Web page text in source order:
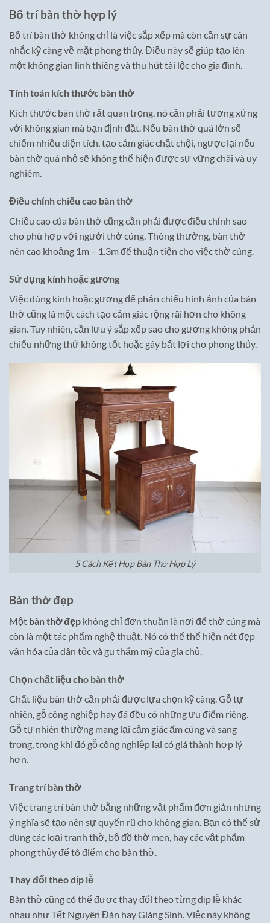
Bố trí bàn thờ hợp lý
Bố trí bàn thờ không chỉ là việc sắp xếp mà còn cần sự cân
nhắc kỹ càng về mặt phong thủy. Điều này sẽ giúp tạo lên
một không gian linh thiêng và thu hút tài lộc cho gia đình.
Tính toán kích thước bàn thờ
Kích thước bàn thờ rất quan trọng, nó cần phải tương xứng
với không gian mà bạn định đặt. Nếu bàn thờ quá lớn sẽ
chiếm nhiều diện tích, tạo cảm giác chật chội, ngược lại nếu
bàn thờ quá nhỏ sẽ không thể hiện được sự vững chãi và uy
nghiêm.
Điều chỉnh chiều cao bàn thờ
Chiều cao của bàn thờ cũng cần phải được điều chỉnh sao
cho phù hợp với người thờ cúng. Thông thường, bàn thờ
nên cao khoảng 1m – 1.3m để thuận tiện cho việc thờ cúng.
Sử dụng kính hoặc gương
Việc dùng kính hoặc gương để phản chiếu hình ảnh của bàn
thờ cũng là một cách tạo cảm giác rộng rãi hơn cho không
gian. Tuy nhiên, cần lưu ý sắp xếp sao cho gương không phản
chiếu những thứ không tốt hoặc gây bất lợi cho phong thủy.
5 Cách Kết Hợp Bàn Thờ Hợp Lý
Bàn thờ đẹp
Một bàn thờ đẹp không chỉ đơn thuần là nơi để thờ cúng mà
còn là một tác phẩm nghệ thuật. Nó có thể thể hiện nét đẹp
văn hóa của dân tộc và gu thẩm mỹ của gia chủ.
Chọn chất liệu cho bàn thờ
Chất liệu bàn thờ cần phải được lựa chọn kỹ càng. Gỗ tự
nhiên, gỗ công nghiệp hay đá đều có những ưu điểm riêng.
Gỗ tự nhiên thường mang lại cảm giác ấm cúng và sang
trọng, trong khi đó gỗ công nghiệp lại có giá thành hợp lý
hơn.
Trang trí bàn thờ
Việc trang trí bàn thờ bằng những vật phẩm đơn giản nhưng
ý nghĩa sẽ tạo nên sự quyến rũ cho không gian. Bạn có thể sử
dụng các loại tranh thờ, bộ đồ thờ men, hay các vật phẩm
phong thủy để tô điểm cho bàn thờ.
Thay đổi theo dịp lễ
Bàn thờ cũng có thể được thay đổi theo từng dịp lễ khác
nhau như Tết Nguyên Đán hay Giáng Sinh. Việc này không